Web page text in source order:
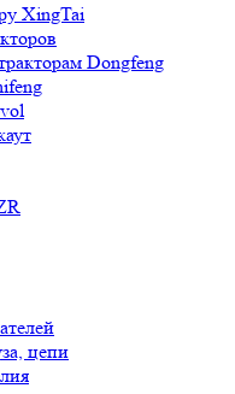
XingTai
Dongfeng
цепи